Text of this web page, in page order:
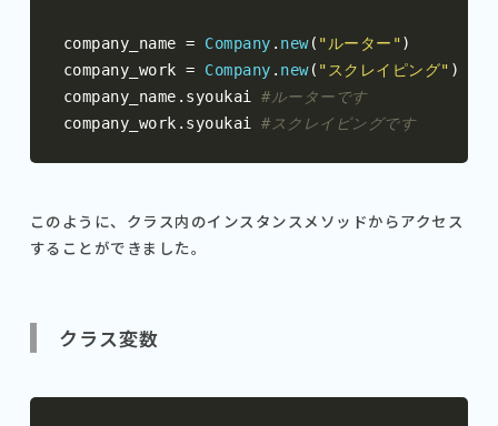
company_name = Company . new( "ルーター")
company_work = Company . new( "スクレイピング" )
company_name . syoukai #ルーターです
company_work . syoukai #スクレイピングです
このように、クラス内のインスタンスメソッドからアクセス
することができました。
クラス変数